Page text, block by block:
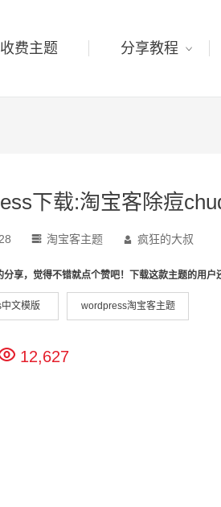
收费主题 分享教程
下载:淘宝客除痘
 淘宝客主题  疯狂的大叔
分享，觉得不错就点个赞吧！下载这款主题的用户
文模版 wordpress淘宝客主题
12,627